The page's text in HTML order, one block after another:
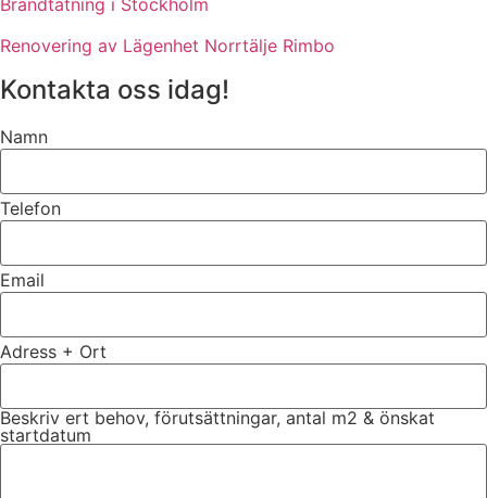
Brandtätning i Stockholm
Renovering av Lägenhet Norrtälje Rimbo
Kontakta oss idag!
Namn
Telefon
Email
Adress + Ort
Beskriv ert behov, förutsättningar, antal m2 & önskat
startdatum